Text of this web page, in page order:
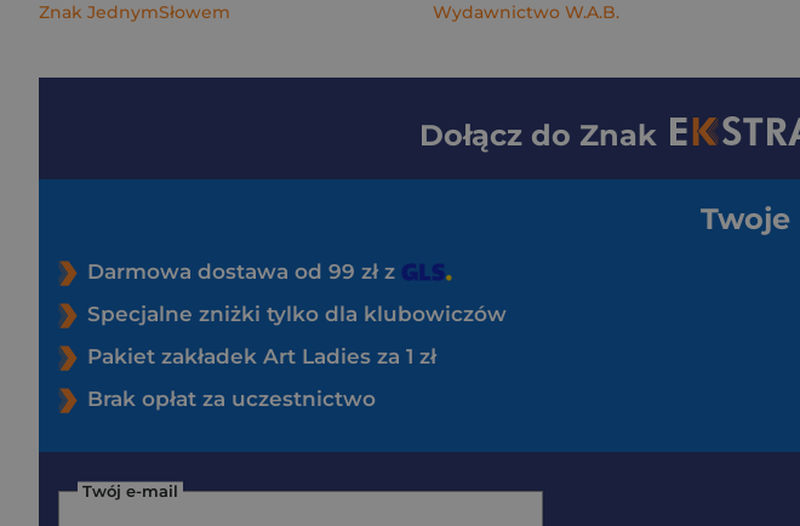
Znak JednymSłowem
Wydawnictwo W.A.B.
Dołącz do Znak
Twoje
Darmowa dostawa od 99 zł z
Specjalne zniżki tylko dla klubowiczów
Pakiet zakładek Art Ladies za 1 zł
Brak opłat za uczestnictwo
Twój e-mail